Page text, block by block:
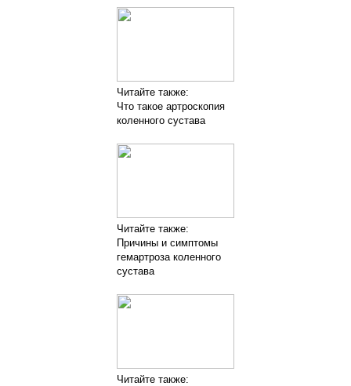
Читайте также:
Что такое артроскопия
коленного сустава
Читайте также:
Причины и симптомы
гемартроза коленного
сустава
Читайте также: